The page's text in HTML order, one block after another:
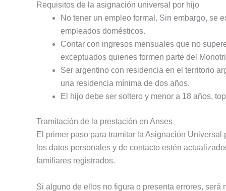
Requisitos de la asignación universal por hijo
No tener un empleo formal. Sin embargo, se
empleados domésticos.
Contar con ingresos mensuales que no
exceptuados quienes formen parte del
Ser argentino con residencia en el territorio
una residencia mínima de dos años.
El hijo debe ser soltero y menor a 18 años,
Tramitación de la prestación en Anses
El primer paso para tramitar la Asignación
los datos personales y de contacto estén
familiares registrados.
Si alguno de ellos no figura o presenta errores,